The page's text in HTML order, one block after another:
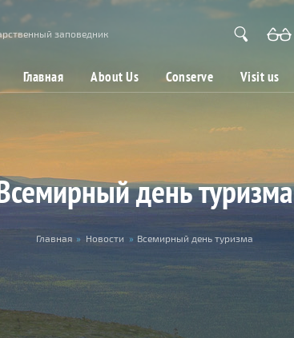
заповедник
Главная About Us Conserve Visit us
день туризма
Главная » Новости » Всемирный день туризма